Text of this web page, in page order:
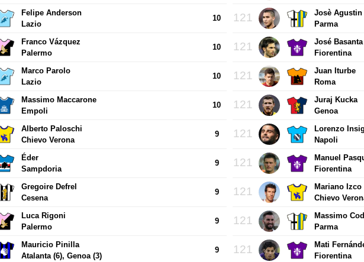
Felipe Anderson
Lazio
10
Franco Vázquez
Palermo
10
Marco Parolo
Lazio
10
Massimo Maccarone
Empoli
10
Alberto Paloschi
Chievo Verona
9
Éder
Sampdoria
9
Gregoire Defrel
Cesena
9
Luca Rigoni
Palermo
9
Mauricio Pinilla
Atalanta (6), Genoa (3)
9
121
Josè Agustin
Parma
121
José Basanta
Fiorentina
121
Juan Iturbe
Roma
121
Juraj Kucka
Genoa
121
Lorenzo
Napoli
121
Manuel
Fiorentina
121
Mariano Izco
Chievo
121
Massimo
Parma
121
Mati
Fiorentina